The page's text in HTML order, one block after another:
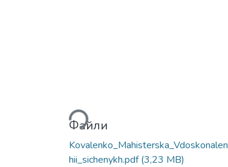
Вантажиться...
Файли
hii_sichenykh.pdf(3,23 MB)